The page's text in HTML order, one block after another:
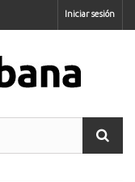
Iniciar sesión